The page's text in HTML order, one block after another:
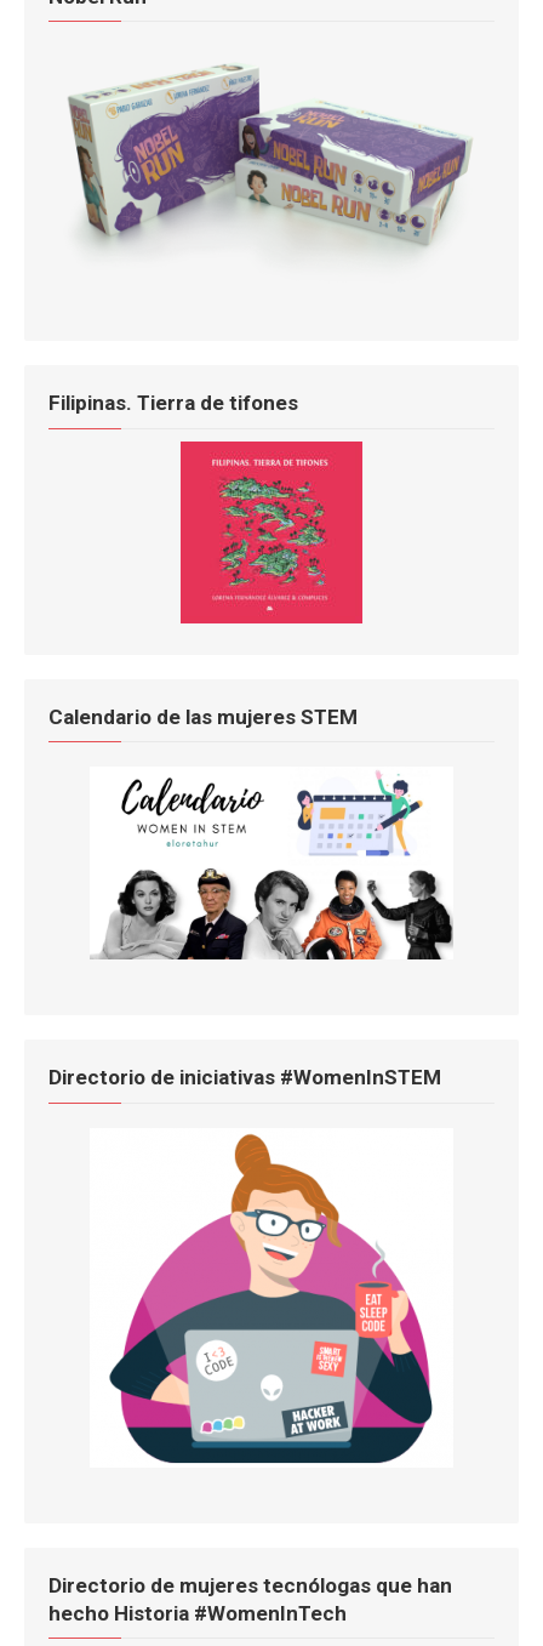
Filipinas. Tierra de tifones
Calendario de las mujeres STEM
Directorio de iniciativas #WomenInSTEM
Directorio de mujeres tecnólogas que han
hecho Historia #WomenInTech